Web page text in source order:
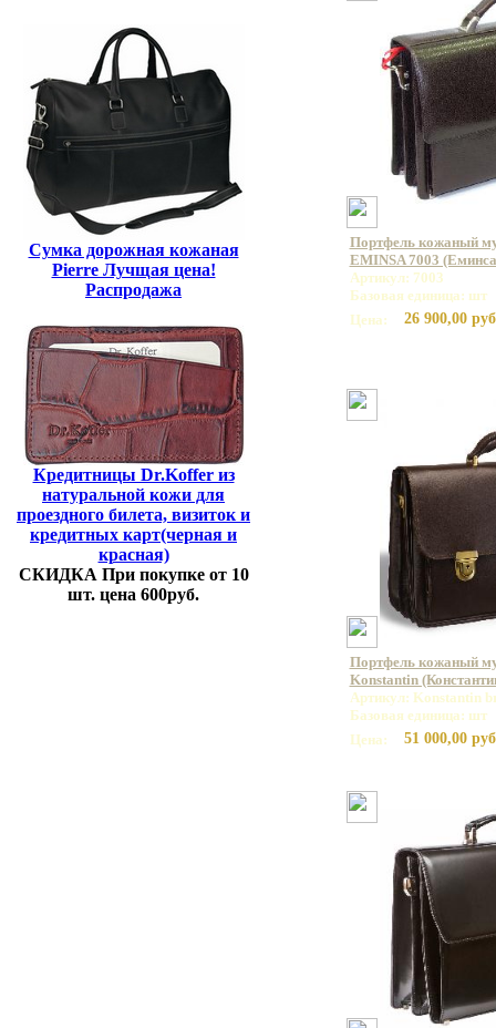
Сумка дорожная кожаная
Pierre Лучщая цена!
Распродажа
Кредитницы Dr.Koffer из
натуральной кожи для
проездного билета, визиток и
кредитных карт(черная и
красная)
СКИДКА При покупке от 10
шт. цена 600руб.
Портфель кожаный
EMINSA 7003
Артикул: 7003
Базовая единица: шт
Цена:
26 900,00
Портфель кожаный
Konstantin
Артикул: Konstantin
Базовая единица: шт
Цена:
51 000,00